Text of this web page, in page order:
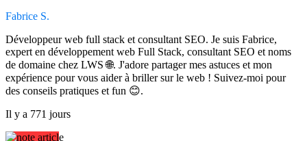
Fabrice S.
Développeur web full stack et consultant SEO. Je suis Fabrice,
expert en développement web Full Stack, consultant SEO et noms
de domaine chez LWS 🌐. J'adore partager mes astuces et mon
expérience pour vous aider à briller sur le web ! Suivez-moi pour
des conseils pratiques et fun 😊.
Il y a 771 jours